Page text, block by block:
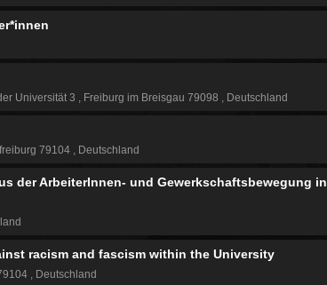
Universität 3 Freiburg im Breisgau 79098 Deutschland
freiburg 79104 Deutschland
der ArbeiterInnen- und Gewerkschaftsbewegung in
racism and fascism within the University
Deutschland